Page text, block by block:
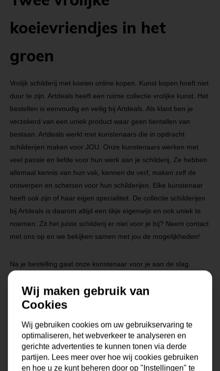
koeievriendjes in het
groen
Vrolijk schilderij met koeien online kopen. Kunst kopen hoeft niet
duur te zijn. Artdeals heeft een ruime collectie vrolijke kunst. Het
bestellen is eenvoudig en veilig bij Artdeals. Als klant ben je
verzekerd van een uniek product waar geen tientallen van
bestaan. Artdeals werkt met kunstenaars die in opdracht
schilderijen maken voor JOU. Onze kunstenaars werken met
veel passie en liefde voor hun werk aan je schilderij. Ze hebben
allemaal kennis van hun vak, kennen de verf, maken zelf de
ontwerpen en schetsen voor hun schilderijen. Elke kunstenaar
heeft ook zijn of haar eigen specialiteit. De collectie schilderijen
bij Artdeals is daarom altijd een tikje eigenwijs en ook uniek te
noemen. Zit het juiste schilderij er niet voor je bij? Neem contact
met ons op en we bekijken samen met jou de mogelijkheden!
Na je bestelling gaat onze kunstenaar voor je aan de slag.
Specificaties
Wij maken gebruik van
Cookies
Wij gebruiken cookies om uw gebruikservaring te
optimaliseren, het webverkeer te analyseren en
gerichte advertenties te kunnen tonen via derde
partijen. Lees meer over hoe wij cookies gebruiken
en hoe u ze kunt beheren door op "Instellingen" te